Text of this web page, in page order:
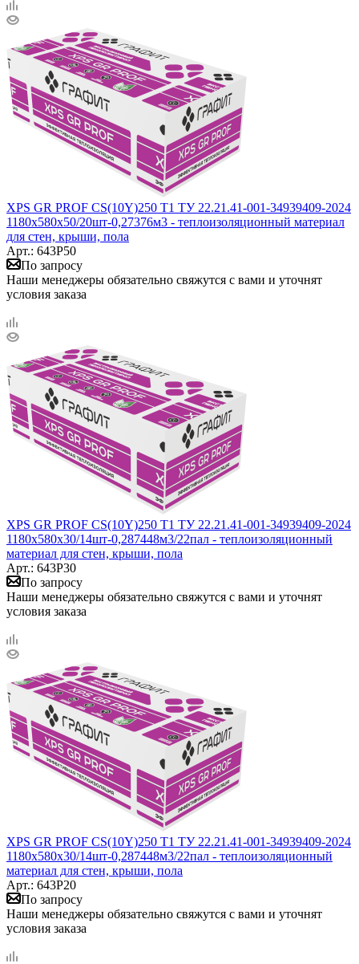
XPS GR PROF CS(10Y)250 Т1 ТУ 22.21.41-001-34939409-2024
1180x580x50/20шт-0,27376м3 - теплоизоляционный материал
для стен, крыши, пола
Арт.: 643Р50
По запросу
Наши менеджеры обязательно свяжутся с вами и уточнят
условия заказа
XPS GR PROF CS(10Y)250 Т1 ТУ 22.21.41-001-34939409-2024
1180x580x30/14шт-0,287448м3/22пал - теплоизоляционный
материал для стен, крыши, пола
Арт.: 643Р30
По запросу
Наши менеджеры обязательно свяжутся с вами и уточнят
условия заказа
XPS GR PROF CS(10Y)250 Т1 ТУ 22.21.41-001-34939409-2024
1180x580x30/14шт-0,287448м3/22пал - теплоизоляционный
материал для стен, крыши, пола
Арт.: 643Р20
По запросу
Наши менеджеры обязательно свяжутся с вами и уточнят
условия заказа